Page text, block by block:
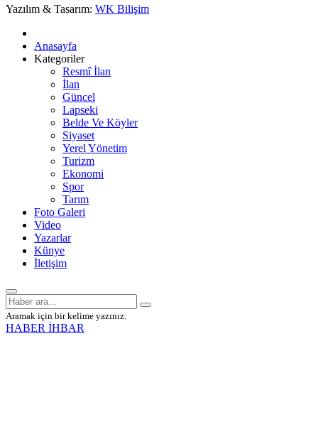
Yazılım & Tasarım: WK Bilişim
Anasayfa
Kategoriler
Resmî İlan
İlan
Güncel
Lapseki
Belde Ve Köyler
Siyaset
Yerel Yönetim
Turizm
Ekonomi
Spor
Tarım
Foto Galeri
Video
Yazarlar
Künye
İletişim
Aramak için bir kelime yazınız.
HABER İHBAR